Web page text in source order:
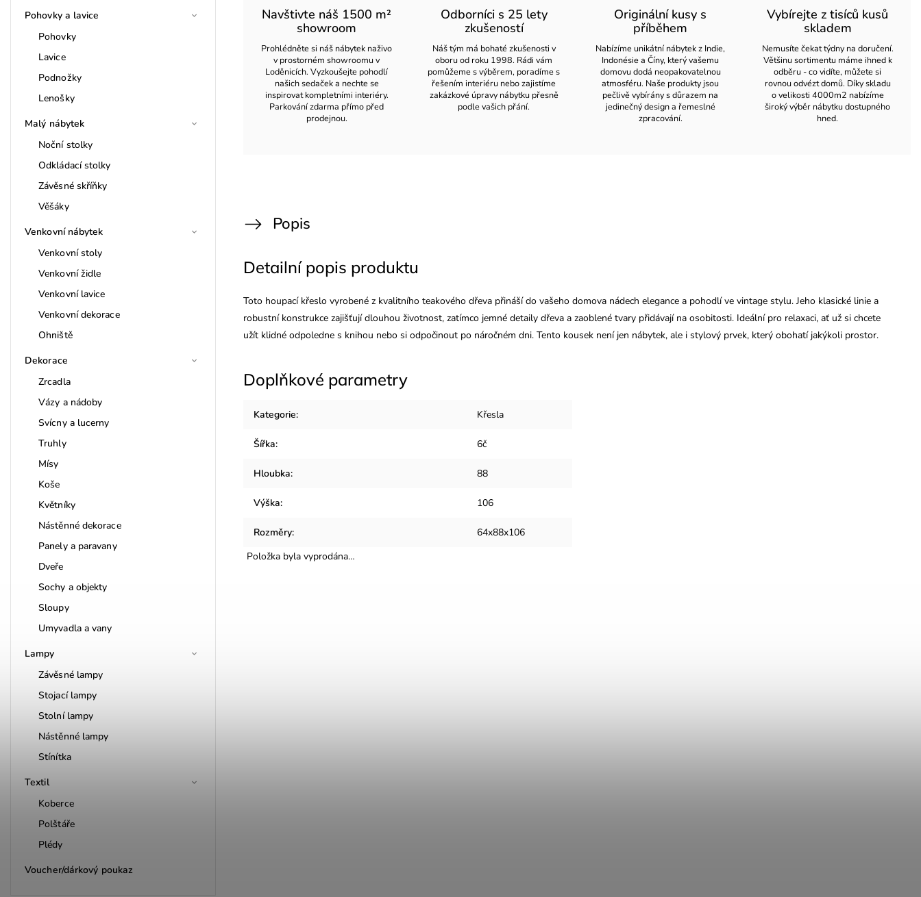
Pohovky a lavice
Pohovky
Lavice
Podnožky
Lenošky
Malý nábytek
Noční stolky
Odkládací stolky
Závěsné skříňky
Věšáky
Venkovní nábytek
Venkovní stoly
Venkovní židle
Venkovní lavice
Venkovní dekorace
Ohniště
Dekorace
Zrcadla
Vázy a nádoby
Svícny a lucerny
Truhly
Mísy
Koše
Květníky
Nástěnné dekorace
Panely a paravany
Dveře
Sochy a objekty
Sloupy
Umyvadla a vany
Lampy
Závěsné lampy
Stojací lampy
Stolní lampy
Nástěnné lampy
Stínítka
Textil
Koberce
Polštáře
Plédy
Voucher/dárkový poukaz
Navštivte náš 1500 m²
showroom
Prohlédněte si náš nábytek naživo
v prostorném showroomu v
Loděnicích. Vyzkoušejte pohodlí
našich sedaček a nechte se
inspirovat kompletními interiéry.
Parkování zdarma přímo před
prodejnou.
Odborníci s 25 lety
zkušeností
Náš tým má bohaté zkušenosti v
oboru od roku 1998. Rádi vám
pomůžeme s výběrem, poradíme s
řešením interiéru nebo zajistíme
zakázkové úpravy nábytku přesně
podle vašich přání.
Originální kusy s
příběhem
Nabízíme unikátní nábytek z Indie,
Indonésie a Číny, který vašemu
domovu dodá neopakovatelnou
atmosféru. Naše produkty jsou
pečlivě vybírány s důrazem na
jedinečný design a řemeslné
zpracování.
Vybírejte z tisíců kusů
skladem
Nemusíte čekat týdny na doručení.
Většinu sortimentu máme ihned k
odběru - co vidíte, můžete si
rovnou odvézt domů. Díky skladu
o velikosti 4000m2 nabízíme
široký výběr nábytku dostupného
hned.
Popis
Detailní popis produktu
Toto houpací křeslo vyrobené z kvalitního teakového dřeva přináší do vašeho domova nádech elegance a pohodlí ve vintage stylu. Jeho klasické linie a
robustní konstrukce zajišťují dlouhou životnost, zatímco jemné detaily dřeva a zaoblené tvary přidávají na osobitosti. Ideální pro relaxaci, ať už si chcete
užít klidné odpoledne s knihou nebo si odpočinout po náročném dni. Tento kousek není jen nábytek, ale i stylový prvek, který obohatí jakýkoli prostor.
Doplňkové parametry
Kategorie: Křesla
Šířka: 6č
Hloubka: 88
Výška: 106
Rozměry:
64x88x106
Položka byla vyprodána…